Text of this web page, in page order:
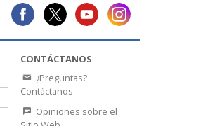
CONTÁCTANOS
¿Preguntas?
Contáctanos
Opiniones sobre el